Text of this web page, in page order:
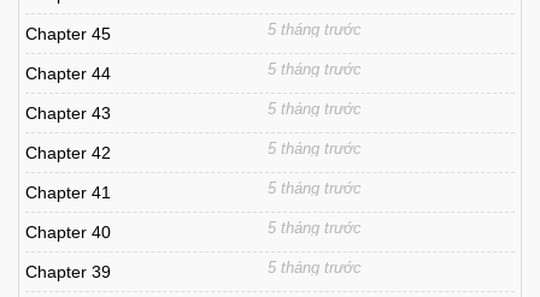
Chapter 45 5 tháng trước
Chapter 44 5 tháng trước
Chapter 43 5 tháng trước
Chapter 42 5 tháng trước
Chapter 41 5 tháng trước
Chapter 40 5 tháng trước
Chapter 39 5 tháng trước